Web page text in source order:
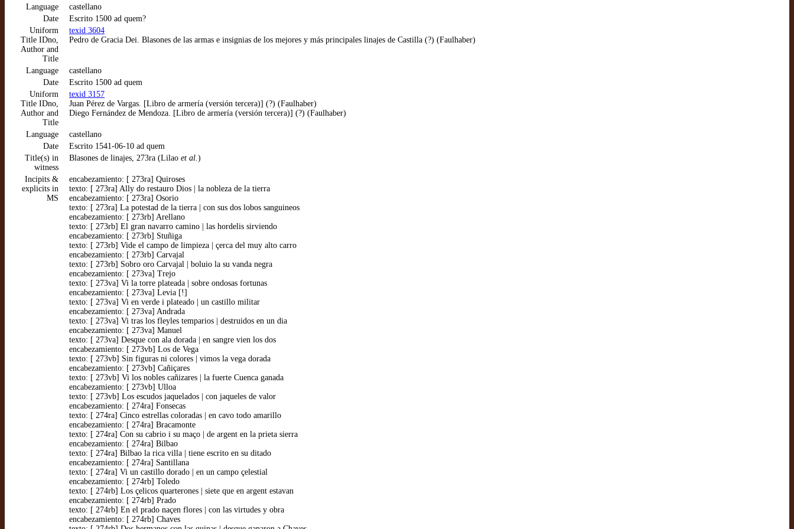
Language
castellano
Date
Escrito 1500 ad quem?
Uniform
Title IDno,
Author and
Title
texid 3604
Pedro de Gracia Dei. Blasones de las armas e insignias de los mejores y más principales linajes de Castilla (?) (Faulhaber)
Language
castellano
Date
Escrito 1500 ad quem
Uniform
Title IDno,
Author and
Title
texid 3157
Juan Pérez de Vargas. [Libro de armería (versión tercera)] (?) (Faulhaber)
Diego Fernández de Mendoza. [Libro de armería (versión tercera)] (?) (Faulhaber)
Language
castellano
Date
Escrito 1541-06-10 ad quem
Title(s) in
witness
Blasones de linajes, 273ra (Lilao et al.)
Incipits &
explicits in
MS
encabezamiento: [ 273ra] Quiroses
texto: [ 273ra] Ally do restauro Dios | la nobleza de la tierra
encabezamiento: [ 273ra] Osorio
texto: [ 273ra] La potestad de la tierra | con sus dos lobos sanguineos
encabezamiento: [ 273rb] Arellano
texto: [ 273rb] El gran navarro camino | las hordelis sirviendo
encabezamiento: [ 273rb] Stuñiga
texto: [ 273rb] Vide el campo de limpieza | çerca del muy alto carro
encabezamiento: [ 273rb] Carvajal
texto: [ 273rb] Sobro oro Carvajal | boluio la su vanda negra
encabezamiento: [ 273va] Trejo
texto: [ 273va] Vi la torre plateada | sobre ondosas fortunas
encabezamiento: [ 273va] Levia [!]
texto: [ 273va] Vi en verde i plateado | un castillo militar
encabezamiento: [ 273va] Andrada
texto: [ 273va] Vi tras los fleyles temparios | destruidos en un dia
encabezamiento: [ 273va] Manuel
texto: [ 273va] Desque con ala dorada | en sangre vien los dos
encabezamiento: [ 273vb] Los de Vega
texto: [ 273vb] Sin figuras ni colores | vimos la vega dorada
encabezamiento: [ 273vb] Cañiçares
texto: [ 273vb] Vi los nobles cañizares | la fuerte Cuenca ganada
encabezamiento: [ 273vb] Ulloa
texto: [ 273vb] Los escudos jaquelados | con jaqueles de valor
encabezamiento: [ 274ra] Fonsecas
texto: [ 274ra] Cinco estrellas coloradas | en cavo todo amarillo
encabezamiento: [ 274ra] Bracamonte
texto: [ 274ra] Con su cabrio i su maço | de argent en la prieta sierra
encabezamiento: [ 274ra] Bilbao
texto: [ 274ra] Bilbao la rica villa | tiene escrito en su ditado
encabezamiento: [ 274ra] Santillana
texto: [ 274ra] Vi un castillo dorado | en un campo çelestial
encabezamiento: [ 274rb] Toledo
texto: [ 274rb] Los çelicos quarterones | siete que en argent estavan
encabezamiento: [ 274rb] Prado
texto: [ 274rb] En el prado naçen flores | con las virtudes y obra
encabezamiento: [ 274rb] Chaves